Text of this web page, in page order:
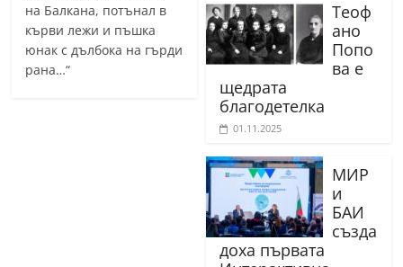
на Балкана, потънал в
кърви лежи и пъшка
юнак с дълбока на гърди
рана…“
Теоф
ано
Попо
ва е
щедрата
благодетелка
01.11.2025
МИР
и
БАИ
създа
доха първата